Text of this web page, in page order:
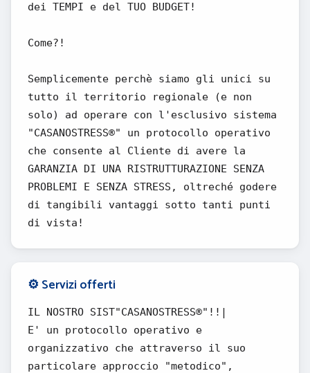
dei TEMPI e del TUO BUDGET!
Come?!
Semplicemente perchè siamo gli unici su
tutto il territorio regionale (e non
solo) ad operare con l'esclusivo sistema
"CASANOSTRESS®" un protocollo operativo
che consente al Cliente di avere la
GARANZIA DI UNA RISTRUTTURAZIONE SENZA
PROBLEMI E SENZA STRESS, oltreché godere
di tangibili vantaggi sotto tanti punti
di vista!
⚙️ Servizi offerti
IL NOSTRO SIST"CASANOSTRESS®"!!|
E' un protocollo operativo e
organizzativo che attraverso il suo
particolare approccio "metodico",